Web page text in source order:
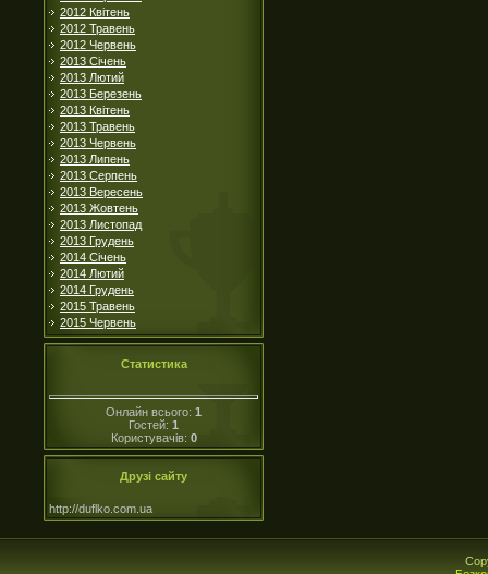
2012 Квітень
2012 Травень
2012 Червень
2013 Січень
2013 Лютий
2013 Березень
2013 Квітень
2013 Травень
2013 Червень
2013 Липень
2013 Серпень
2013 Вересень
2013 Жовтень
2013 Листопад
2013 Грудень
2014 Січень
2014 Лютий
2014 Грудень
2015 Травень
2015 Червень
Статистика
Онлайн всього: 1
Гостей: 1
Користувачів: 0
Друзі сайту
http://duflko.com.ua